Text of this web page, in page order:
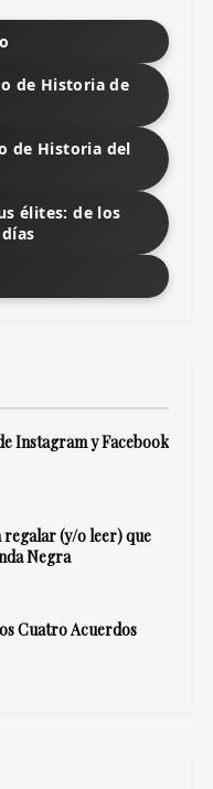
de Historia de
de Historia del
élites: de los
Instagram y Facebook
regalar (y/o leer) que
Negra
Cuatro Acuerdos